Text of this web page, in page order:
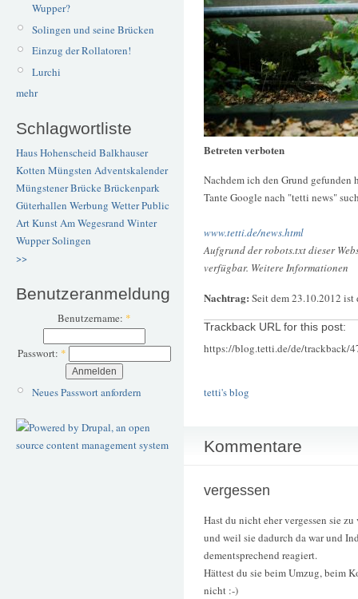
Wupper?
Solingen und seine Brücken
Einzug der Rollatoren!
Lurchi
mehr
Schlagwortliste
Haus Hohenscheid Balkhauser
Kotten Müngsten Adventskalender
Müngstener BrückeBrückenpark
Güterhallen Werbung WetterPublic
ArtKunstAm Wegesrand Winter
WupperSolingen
>>
Benutzeranmeldung
Benutzername: *
Passwort: *
Neues Passwort anfordern
Betreten verboten
Nachdem ich den Grund gefunden
Tante Google nach "tetti news"
www.tetti.de/news.html
Aufgrund der robots.txt dieser
verfügbar. Weitere Informationen
Nachtrag: Seit dem 23.10.2012 ist
Trackback URL for this post:
https://blog.tetti.de/de/trackback/
tetti's blog
Kommentare
vergessen
Hast du nicht eher vergessen sie zu
und weil sie dadurch da war und
dementsprechend reagiert.
Hättest du sie beim Umzug, beim
nicht :-)